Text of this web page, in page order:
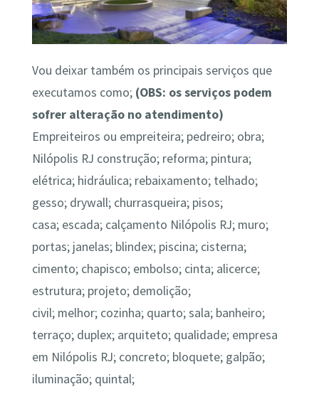
Vou deixar também os principais serviços que
executamos como; (OBS: os serviços podem
sofrer alteração no atendimento)
Empreiteiros ou empreiteira; pedreiro; obra;
Nilópolis RJ construção; reforma; pintura;
elétrica; hidráulica; rebaixamento; telhado;
gesso; drywall; churrasqueira; pisos;
casa; escada; calçamento Nilópolis RJ; muro;
portas; janelas; blindex; piscina; cisterna;
cimento; chapisco; embolso; cinta; alicerce;
estrutura; projeto; demolição;
civil; melhor; cozinha; quarto; sala; banheiro;
terraço; duplex; arquiteto; qualidade; empresa
em Nilópolis RJ; concreto; bloquete; galpão;
iluminação; quintal;